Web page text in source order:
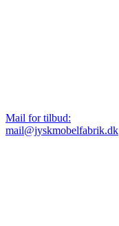
Mail for tilbud:
mail@jyskmobelfabrik.dk